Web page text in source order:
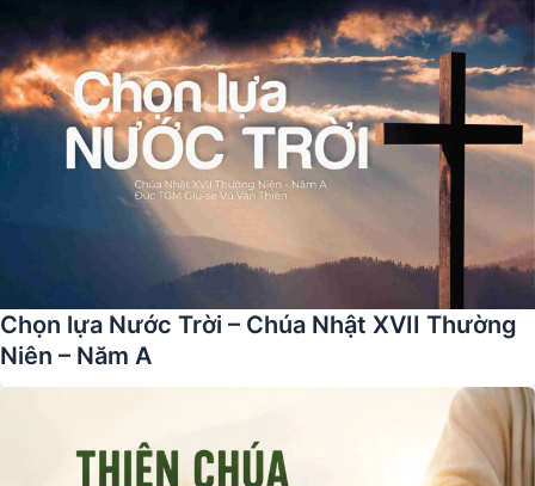
Chọn lựa Nước Trời – Chúa Nhật XVII Thường
Niên – Năm A